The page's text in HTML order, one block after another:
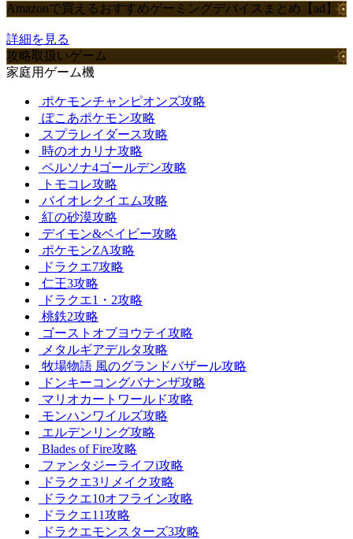
Amazonで買えるおすすめゲーミングデバイスまとめ【ad】
詳細を見る
攻略取扱いゲーム
家庭用ゲーム機
ポケモンチャンピオンズ攻略
ぽこあポケモン攻略
スプラレイダース攻略
時のオカリナ攻略
ペルソナ4ゴールデン攻略
トモコレ攻略
バイオレクイエム攻略
紅の砂漠攻略
デイモン&ベイビー攻略
ポケモンZA攻略
ドラクエ7攻略
仁王3攻略
ドラクエ1・2攻略
桃鉄2攻略
ゴーストオブヨウテイ攻略
メタルギアデルタ攻略
牧場物語 風のグランドバザール攻略
ドンキーコングバナンザ攻略
マリオカートワールド攻略
モンハンワイルズ攻略
エルデンリング攻略
Blades of Fire攻略
ファンタジーライフi攻略
ドラクエ3リメイク攻略
ドラクエ10オフライン攻略
ドラクエ11攻略
ドラクエモンスターズ3攻略